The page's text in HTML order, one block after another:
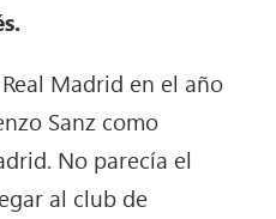
Madrid en el año
Sanz como
No parecía el
al club de